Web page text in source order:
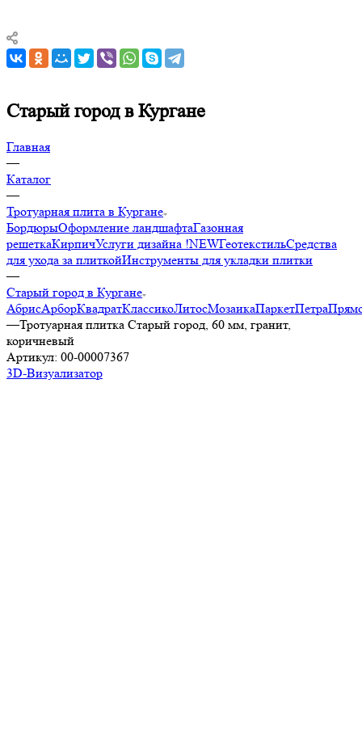
Старый город в Кургане
Главная
—
Каталог
—
Тротуарная плита в Кургане
БордюрыОформление ландшафтаГазонная
решеткаКирпичУслуги дизайна !NEWГеотекстильСредства
для ухода за плиткойИнструменты для укладки плитки
—
Старый город в Кургане
АбрисАрборКвадратКлассикоЛитосМозаикаПаркетПетра
—Тротуарная плитка Старый город, 60 мм, гранит,
коричневый
Артикул: 00-00007367
3D-Визуализатор